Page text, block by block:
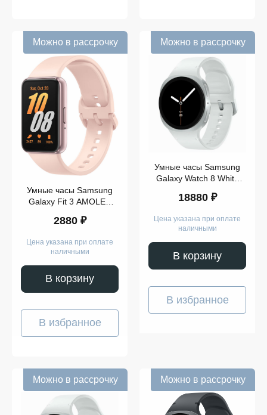
Показать
ещё
Память
Модель
Galaxy
Watch 8
Samsung
Galaxy
Watch7
Можно в рассрочку
Умные часы Samsung
Galaxy Fit 3 AMOLED
2880 ₽
Цена указана при оплате
наличными
В корзину
В избранное
Можно в рассрочку
Умные часы Samsung
Galaxy Watch 8 White
18880 ₽
Цена указана при оплате
наличными
В корзину
В избранное
Можно в рассрочку Можно в рассрочку